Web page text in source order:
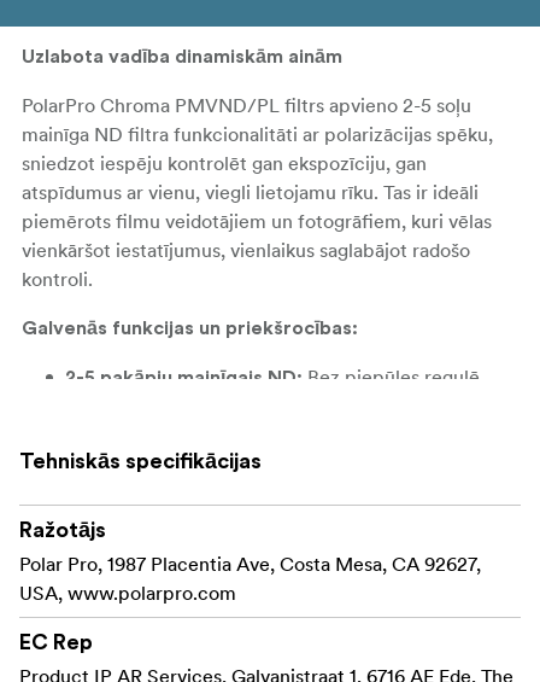
Uzlabota vadība dinamiskām ainām
PolarPro Chroma PMVND/PL filtrs apvieno 2-5 soļu
mainīga ND filtra funkcionalitāti ar polarizācijas spēku,
sniedzot iespēju kontrolēt gan ekspozīciju, gan
atspīdumus ar vienu, viegli lietojamu rīku. Tas ir ideāli
piemērots filmu veidotājiem un fotogrāfiem, kuri vēlas
vienkāršot iestatījumus, vienlaikus saglabājot radošo
kontroli.
Galvenās funkcijas un priekšrocības:
2-5 pakāpju mainīgais ND: Bez piepūles regulē
plašu diafragmu, nodrošinot vienmērīgu un
Integrēts polarizators:
tādām atstarojošām virsmām kā ūdens un stikls,
vienlaikus uzlabojot krāsu piesātinājumu, padarot
Tehniskās specifikācijas
Ražotājs
Polar Pro, 1987 Placentia Ave, Costa Mesa, CA 92627,
USA, www.polarpro.com
EC Rep
Product IP AR Services, Galvanistraat 1, 6716 AE Ede, The